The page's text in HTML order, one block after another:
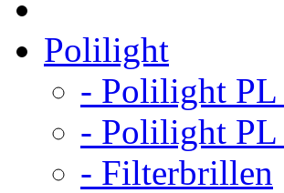
Polilight
- Polilight
- Polilight PL
- Filterbrillen